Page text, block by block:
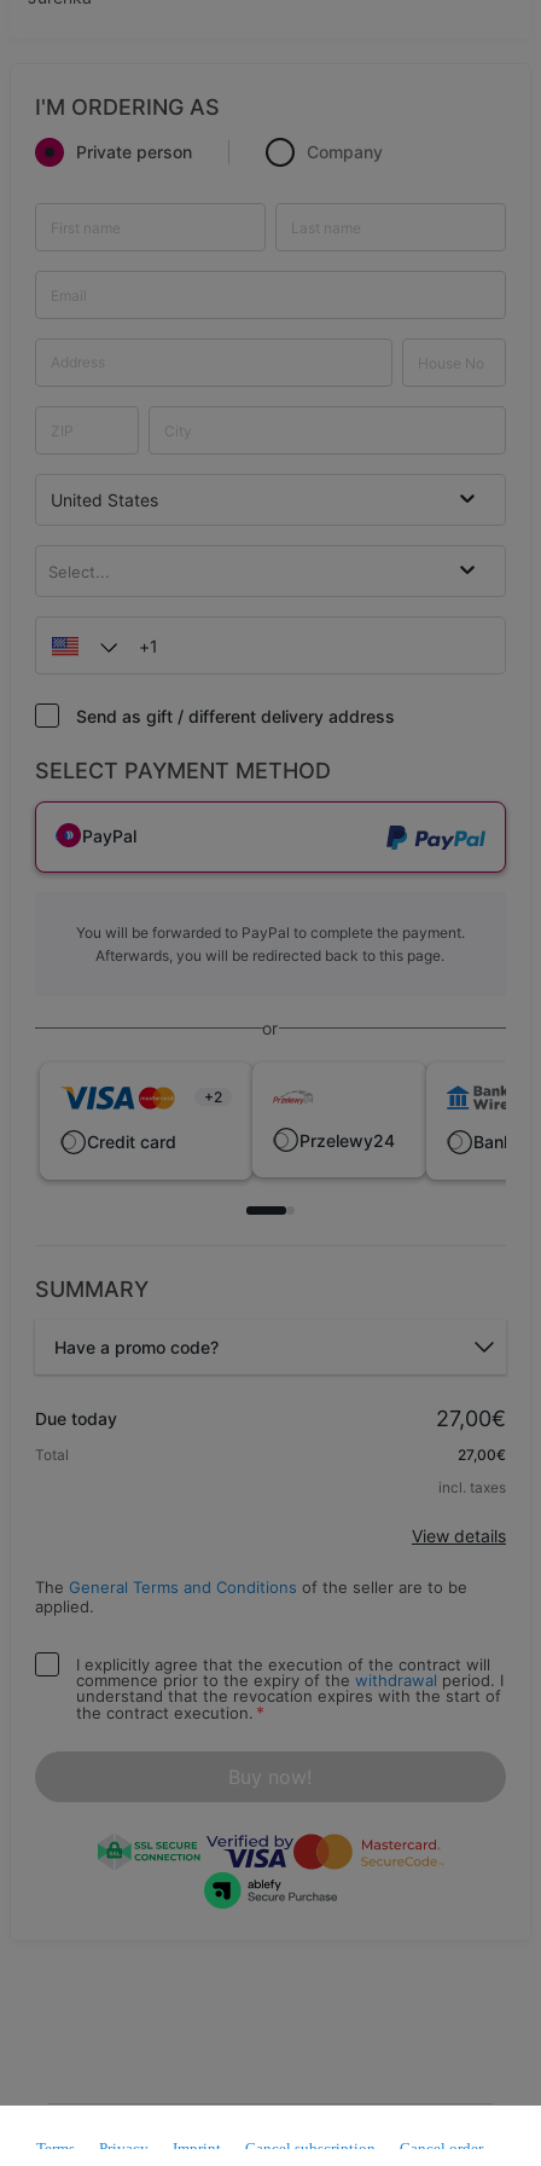
I'M ORDERING AS
Private person Company
United States
Select...
Send as gift / different delivery address
SELECT PAYMENT METHOD
PayPal
You will be forwarded to PayPal to complete the payment.
Afterwards, you will be redirected back to this page.
or
+2
Credit card Przelewy24 Bank
SUMMARY
Have a promo code?
Due today 27,00€
Total
27,00€
incl. taxes
View details
The General Terms and Conditions of the seller are to be
applied.
I explicitly agree that the execution of the contract will
commence prior to the expiry of the withdrawal period. I
understand that the revocation expires with the start of
the contract execution. *
Buy now!
Terms Privacy Imprint Cancel subscription Cancel order